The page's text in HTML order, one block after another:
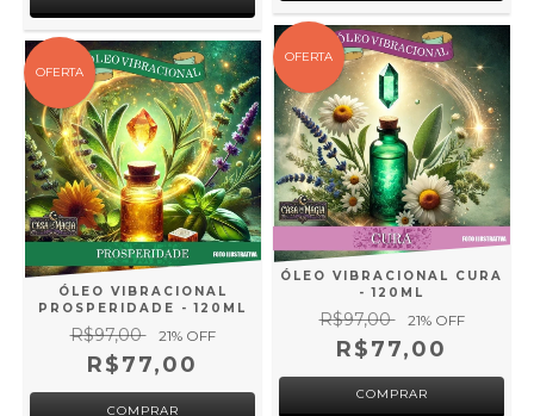
OFERTA
ÓLEO VIBRACIONAL
PROSPERIDADE - 120ML
R$97,00 21% OFF
R$77,00
OFERTA
ÓLEO VIBRACIONAL CURA
- 120ML
R$97,00 21% OFF
R$77,00